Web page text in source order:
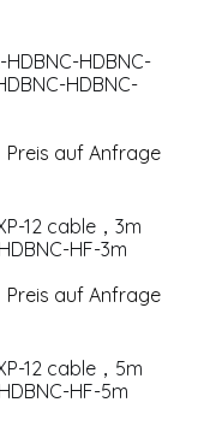
HDBNC-
HDBNC-
Preis auf Anfrage
12 cable，3m
HF-3m
Preis auf Anfrage
12 cable，5m
HF-5m